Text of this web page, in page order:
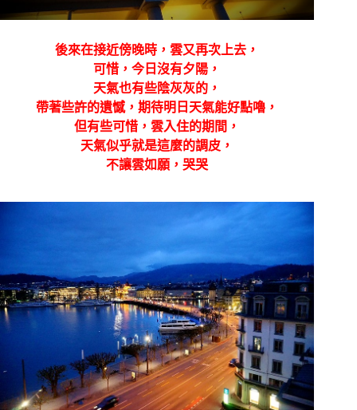
後來在接近傍晚時，雲又再次上去，
可惜，今日沒有夕陽，
天氣也有些陰灰灰的，
帶著些許的遺憾，期待明日天氣能好點嚕，
但有些可惜，雲入住的期間，
天氣似乎就是這麼的調皮，
不讓雲如願，哭哭